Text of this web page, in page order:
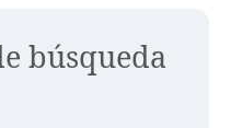
búsqueda